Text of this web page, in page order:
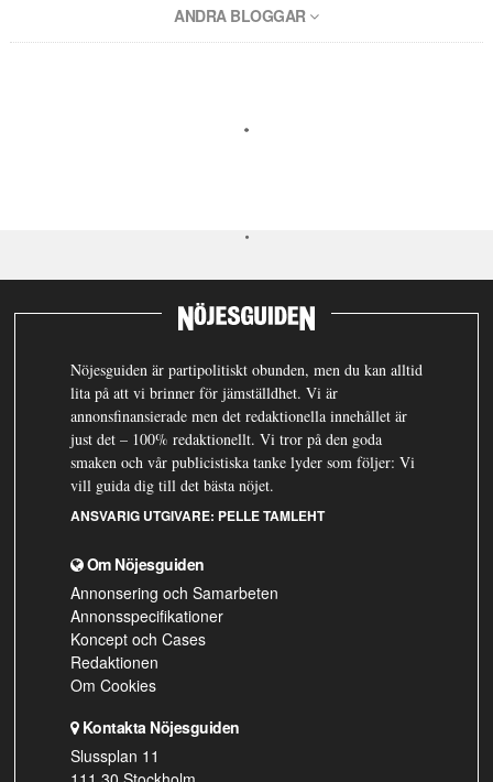
ANDRA BLOGGAR
Nöjesguiden är partipolitiskt obunden, men du kan alltid
lita på att vi brinner för jämställdhet. Vi är
annonsfinansierade men det redaktionella innehållet är
just det – 100% redaktionellt. Vi tror på den goda
smaken och vår publicistiska tanke lyder som följer: Vi
vill guida dig till det bästa nöjet.
ANSVARIG UTGIVARE: PELLE TAMLEHT
Om Nöjesguiden
Annonsering och Samarbeten
Annonsspecifikationer
Koncept och Cases
Redaktionen
Om Cookies
Kontakta Nöjesguiden
Slussplan 11